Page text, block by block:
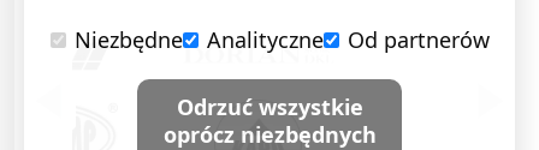
POPRZEDNI SLAJD
Niezbędne
Analityczne Od partnerów
Odrzuć wszystkie
oprócz niezbędnych